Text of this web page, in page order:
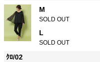
M
SOLD OUT
L
SOLD OUT
ｸﾛ/02